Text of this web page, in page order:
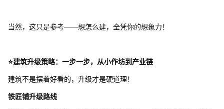
当然，这只是参考——想怎么建，全凭你的想象力！
⭐建筑升级策略：一步一步，从小作坊到产业链
建筑不是摆着好看的，升级才是硬道理！
铁匠铺升级路线